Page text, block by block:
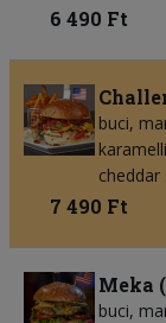
6 490 Ft
buci,
7 490 Ft
Meka
buci,